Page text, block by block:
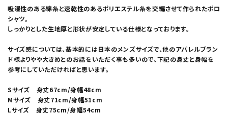
吸湿性のある綿糸と速乾性のあるポリエステル糸を交編させて作られたポロ
シャツ。
しっかりとした生地厚と形状が安定している仕様となっております。
サイズ感については、基本的には日本のメンズサイズで、他のアパレルブラン
ド様よりやや大きめとのお話をいただく事も多いので、下記の身丈と身幅を
参考にしていただければと思います。
Sサイズ 身丈67cm/身幅48cm
Mサイズ 身丈71cm/身幅51cm
Lサイズ 身丈75cm/身幅54cm